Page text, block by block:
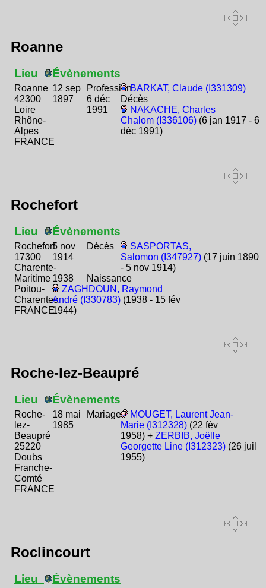
Roanne
Lieu
Roanne
42300
Loire
Rhône-
Alpes
FRANCE
Évènements
12 sep
1897
ProfessionBARKAT, Claude (I331309)
6 déc
1991
Décès
NAKACHE, Charles
Chalom (I336106) (6 jan 1917 - 6
déc 1991)
Rochefort
Lieu
Rochefort
17300
Charente-
Maritime
Poitou-
Charentes
FRANCE
Évènements
5 nov
1914
Décès
SASPORTAS,
Salomon (I347927) (17 juin 1890
- 5 nov 1914)
1938
Naissance
ZAGHDOUN, Raymond
André (I330783) (1938 - 15 fév
1944)
Roche-lez-Beaupré
Lieu
Roche-
lez-
Beaupré
25220
Doubs
Franche-
Comté
FRANCE
Évènements
18 mai
1985
Mariage
MOUGET, Laurent Jean-
Marie (I312328) (22 fév
1958) +ZERBIB, Joëlle
Georgette Line (I312323) (26 juil
1955)
Roclincourt
Lieu Évènements